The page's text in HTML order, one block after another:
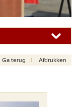
Ga terug Afdrukken